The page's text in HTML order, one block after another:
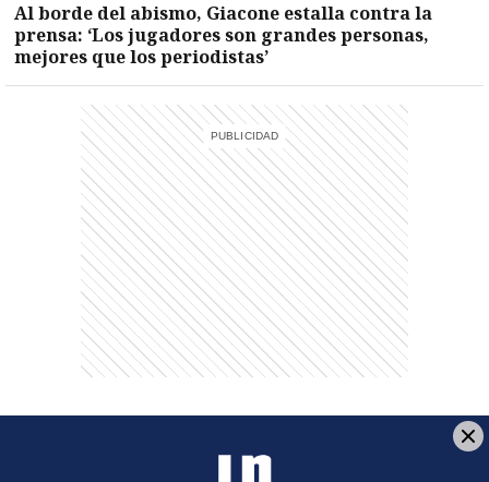
Al borde del abismo, Giacone estalla contra la
prensa: ‘Los jugadores son grandes personas,
mejores que los periodistas’